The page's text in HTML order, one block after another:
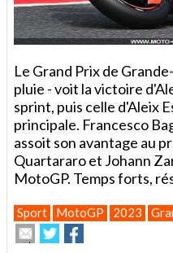
Le Grand Prix de
pluie - voit la victoire
sprint, puis celle d'Aleix
principale. Francesco
assoit son avantage au
Quartararo et Johann
MotoGP. Temps forts,
Sport MotoGP 2023
Envoyer
cet
Partager
sur
sur